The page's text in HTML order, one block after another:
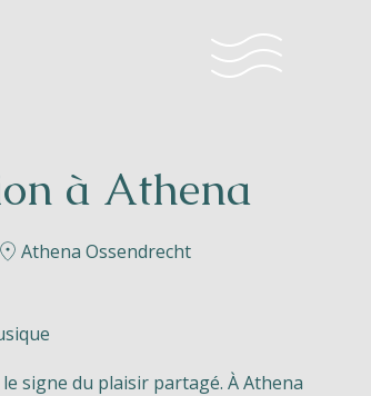
à Athena
Athena Ossendrecht
signe du plaisir partagé. À Athena